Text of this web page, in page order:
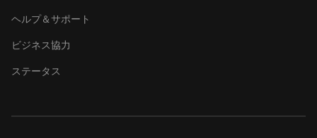
ヘルプ＆サポート
ビジネス協力
ステータス